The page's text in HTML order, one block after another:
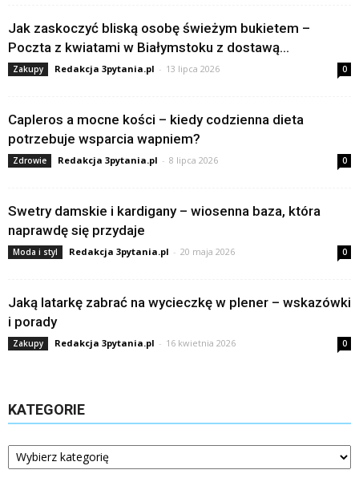
Jak zaskoczyć bliską osobę świeżym bukietem –
Poczta z kwiatami w Białymstoku z dostawą...
Zakupy Redakcja 3pytania.pl - 13 lipca 2026 0
Capleros a mocne kości – kiedy codzienna dieta
potrzebuje wsparcia wapniem?
Zdrowie Redakcja 3pytania.pl - 8 lipca 2026 0
Swetry damskie i kardigany – wiosenna baza, która
naprawdę się przydaje
Moda i styl Redakcja 3pytania.pl - 20 maja 2026 0
Jaką latarkę zabrać na wycieczkę w plener – wskazówki
i porady
Zakupy Redakcja 3pytania.pl - 16 kwietnia 2026 0
KATEGORIE
Kategorie